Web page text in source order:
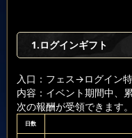
1.ログインギフト
入口：フェス→ログイン
内容：イベント期間中、
次の報酬が受領できます。
日数